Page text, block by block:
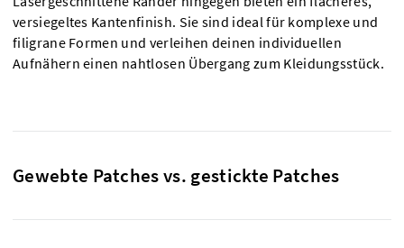
versiegeltes Kantenfinish. Sie sind ideal für komplexe und
filigrane Formen und verleihen deinen individuellen
Aufnähern einen nahtlosen Übergang zum Kleidungsstück.
Gewebte Patches vs. gestickte Patches